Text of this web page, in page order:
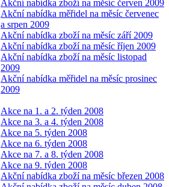
Akční nabídka zboží na měsíc červen 2009
Akční nabídka měřidel na měsíc červenec
a srpen 2009
Akční nabídka zboží na měsíc září 2009
Akční nabídka zboží na měsíc říjen 2009
Akční nabídka zboží na měsíc listopad
2009
Akční nabídka měřidel na měsíc prosinec
2009
Akce na 1. a 2. týden 2008
Akce na 3. a 4. týden 2008
Akce na 5. týden 2008
Akce na 6. týden 2008
Akce na 7. a 8. týden 2008
Akce na 9. týden 2008
Akční nabídka zboží na měsíc březen 2008